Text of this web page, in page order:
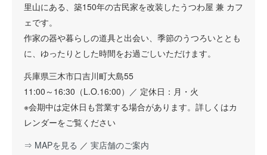
里山にある、築150年の古民家を改装したうつわ屋 兼 カフ
ェです。
作家の器や暮らしの道具と出会い、季節のうつろいととも
に、ゆったりとした時間をお過ごしいただけます。
兵庫県三木市口吉川町大島55
11:00～16:30（L.O.16:00）／ 定休日：月・火
※会期中は定休日も営業する場合があります。詳しくはカ
レンダーをご覧ください
⇒ MAPを見る ／ 実店舗のご案内